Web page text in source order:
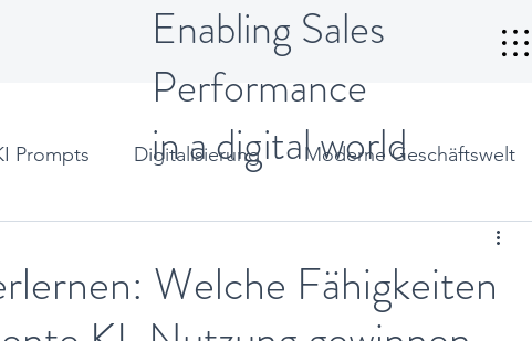
Enabling Sales
Performance
in a digital world
Prompts Digitalisierung Moderne Geschäftswelt
Welche Fähigkeiten